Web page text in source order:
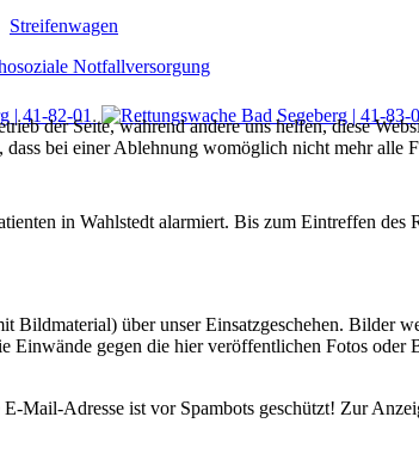
Streifenwagen
Notfallversorgung
in Wahlstedt alarmiert. Bis zum Eintreffen des
über unser Einsatzgeschehen. Bilder
gegen die hier veröffentlichen Fotos oder
E-Mail-Adresse ist vor Spambots geschützt! Zur
der Seite, während andere uns helfen, diese
bei einer Ablehnung womöglich nicht mehr alle